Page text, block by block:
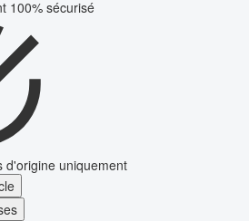
100% sécurisé
d'origine uniquement